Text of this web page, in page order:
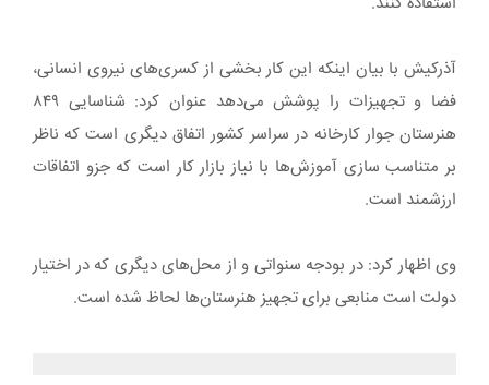
آذرکیش با بیان اینکه این کار بخشی از کسری‌های نیروی انسانی،
فضا و تجهیزات را پوشش می‌دهد عنوان کرد: شناسایی ۸۴۹
هنرستان جوار کارخانه در سراسر کشور اتفاق دیگری است که ناظر
بر متناسب سازی آموزش‌ها با نیاز بازار کار است که جزو اتفاقات
ارزشمند است.
وی اظهار کرد: در بودجه سنواتی و از محل‌های دیگری که در اختیار
دولت است منابعی برای تجهیز هنرستان‌ها لحاظ شده است.